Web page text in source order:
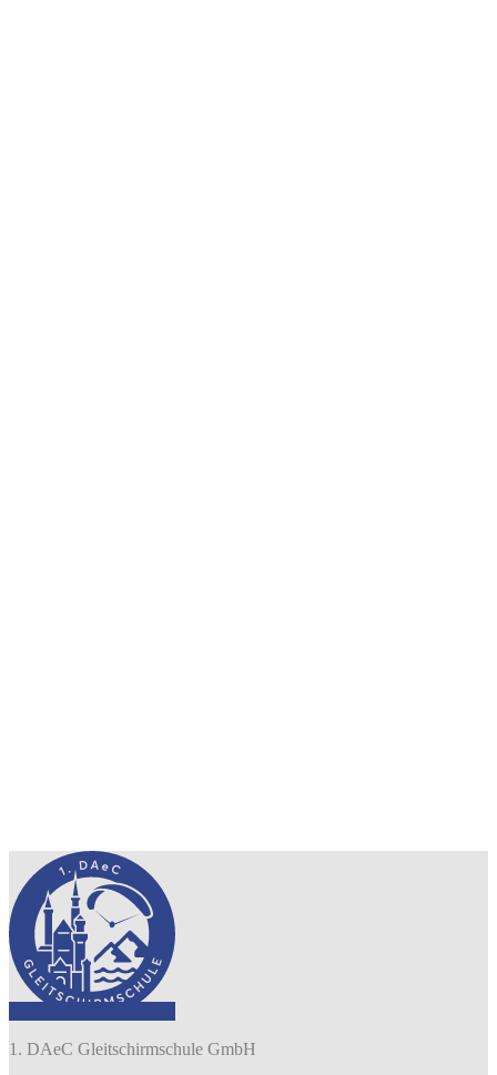
1. DAeC Gleitschirmschule GmbH